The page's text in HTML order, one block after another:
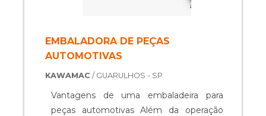
você amplie sua linha de produtos, seja
volume de suas necessidades.
EMBALADORA DE PEÇAS
AUTOMOTIVAS
KAWAMAC/ GUARULHOS - SP
Vantagens de uma embaladeira para
peças automotivas Além da operação